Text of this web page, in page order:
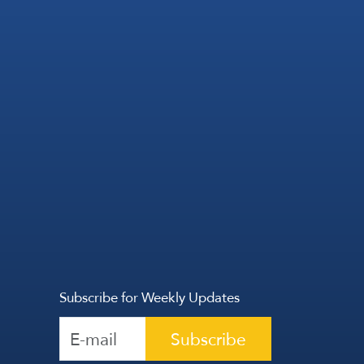
Subscribe for Weekly Updates
Subscribe